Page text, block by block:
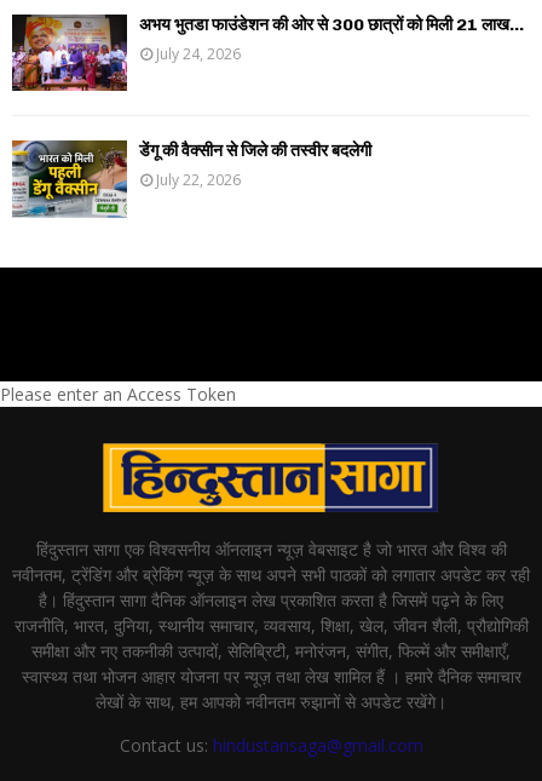
अभय भुतडा फाउंडेशन की ओर से 300 छात्रों को मिली 21 लाख...
July 24, 2026
डेंगू की वैक्सीन से जिले की तस्वीर बदलेगी
July 22, 2026
Please enter an Access Token
हिंदुस्तान सागा एक विश्वसनीय ऑनलाइन न्यूज़ वेबसाइट है जो भारत और विश्व की
नवीनतम, ट्रेंडिंग और ब्रेकिंग न्यूज़ के साथ अपने सभी पाठकों को लगातार अपडेट कर रही
है। हिंदुस्तान सागा दैनिक ऑनलाइन लेख प्रकाशित करता है जिसमें पढ़ने के लिए
राजनीति, भारत, दुनिया, स्थानीय समाचार, व्यवसाय, शिक्षा, खेल, जीवन शैली, प्रौद्योगिकी
समीक्षा और नए तकनीकी उत्पादों, सेलिब्रिटी, मनोरंजन, संगीत, फिल्में और समीक्षाएँ,
स्वास्थ्य तथा भोजन आहार योजना पर न्यूज़ तथा लेख शामिल हैं । हमारे दैनिक समाचार
लेखों के साथ, हम आपको नवीनतम रुझानों से अपडेट रखेंगे।
Contact us: hindustansaga@gmail.com